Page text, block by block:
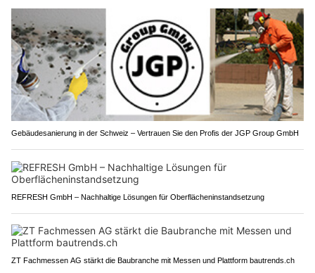
Gebäudesanierung in der Schweiz – Vertrauen Sie den Profis der JGP Group GmbH
REFRESH GmbH – Nachhaltige Lösungen für Oberflächeninstandsetzung
ZT Fachmessen AG stärkt die Baubranche mit Messen und Plattform bautrends.ch